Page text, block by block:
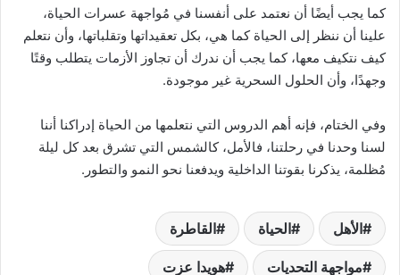
كما يجب أيضًا أن نعتمد على أنفسنا في مُواجهة عسرات الحياة،
علينا أن ننظر إلى الحياة كما هي، بكل تعقيداتها وتقلباتها، وأن نتعلم
كيف نتكيف معها، كما يجب أن ندرك أن تجاوز الأزمات يتطلب وقتًا
وجهدًا، وأن الحلول السحرية غير موجودة.
وفي الختام، فإنه أهم الدروس التي نتعلمها من الحياة إدراكنا أننا
لسنا وحدنا في رحلتنا، فالأمل، كالشمس التي تشرق بعد كل ليلة
مُظلمة، يذكرنا بقوتنا الداخلية ويدفعنا نحو النمو والتطور.
الأهل الحياة القاطرة
مواجهة التحديات هويدا عزت